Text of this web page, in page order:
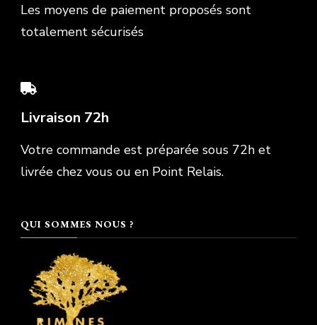
Les moyens de paiement proposés sont
totalement sécurisés
Livraison 72h
Votre commande est préparée sous 72h et
livrée chez vous ou en Point Relais.
QUI SOMMES NOUS ?